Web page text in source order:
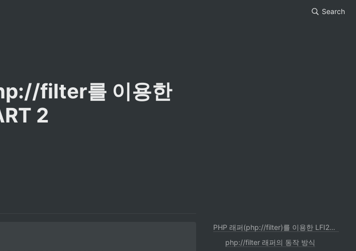
Search
filter를 이용한
2
PHP 래퍼(php://filter)를 이용한 LFI2RCE
php://filter 래퍼의 동작 방식